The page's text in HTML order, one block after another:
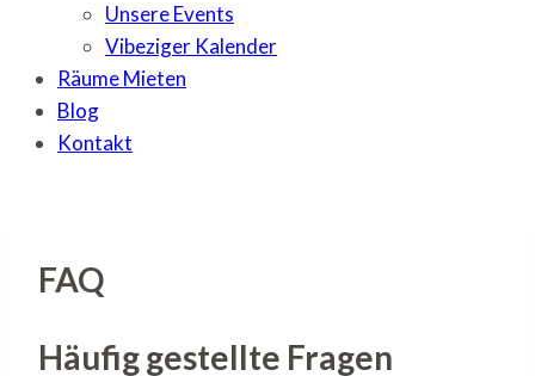
Unsere Events
Vibeziger Kalender
Räume Mieten
Blog
Kontakt
FAQ
Häufig gestellte Fragen